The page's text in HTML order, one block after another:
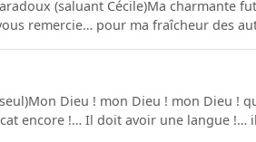
(saluant Cécile)Ma charmante
remercie… pour ma fraîcheur des
Dieu ! mon Dieu ! mon Dieu !
encore !… Il doit avoir une langue !…